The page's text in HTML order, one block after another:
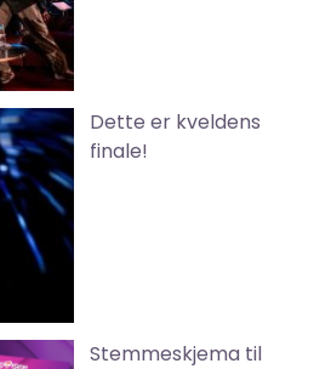
Dette er kveldens
finale!
Stemmeskjema til